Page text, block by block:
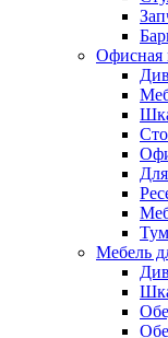
Офисная
Мебель